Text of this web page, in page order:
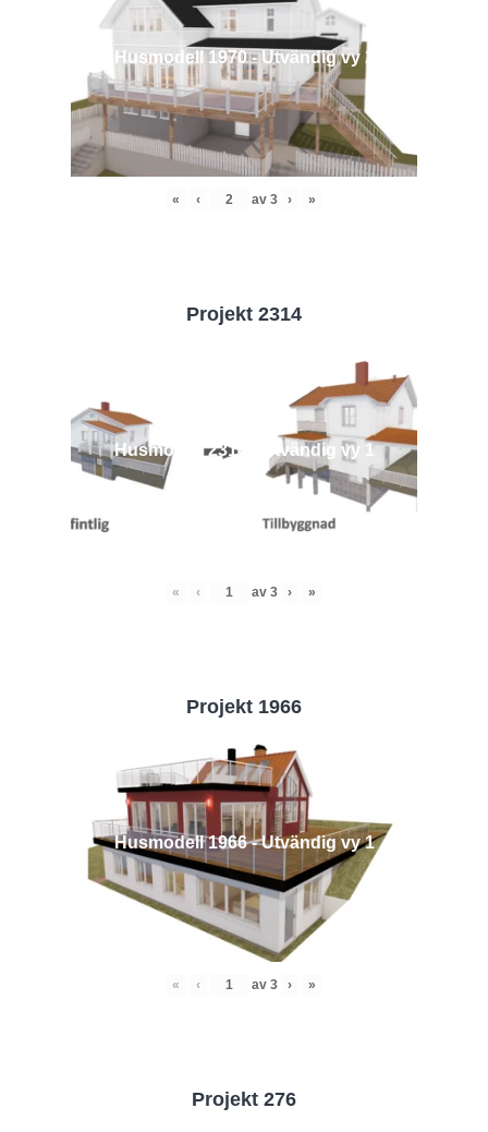
Husmodell 1970 - Utvändig vy 2
« ‹ av 3 › »
Projekt 2314
Husmodell 2314 - Utvändig vy 1
« ‹ av 3 › »
Projekt 1966
Husmodell 1966 - Utvändig vy 1
« ‹ av 3 › »
Projekt 276